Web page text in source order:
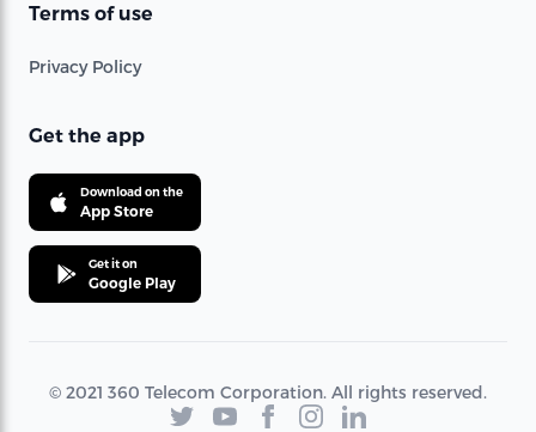
Terms of use
Privacy Policy
Get the app
Download on the
App Store
Get it on
Google Play
© 2021 360 Telecom Corporation. All rights reserved.